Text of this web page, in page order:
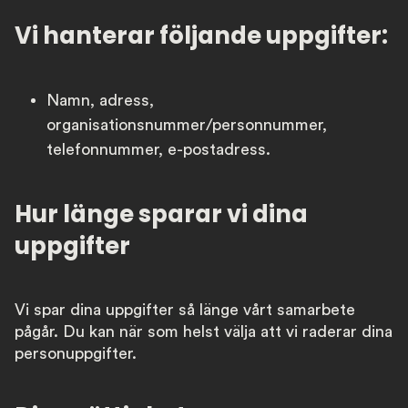
Vi hanterar följande uppgifter:
Namn, adress,
organisationsnummer/personnummer,
telefonnummer, e-postadress.
Hur länge sparar vi dina
uppgifter
Vi spar dina uppgifter så länge vårt samarbete
pågår. Du kan när som helst välja att vi raderar dina
personuppgifter.